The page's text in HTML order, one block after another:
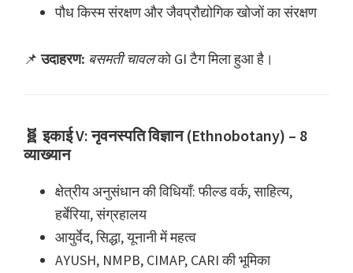
पौध किस्म संरक्षण और जैवप्रौद्योगिक खोजों का संरक्षण
📌उदाहरण: बसमती चावलको GI टैग मिला हुआ है।
🧬 इकाई V: नृवनस्पति विज्ञान (Ethnobotany) – 8
व्याख्यान
क्षेत्रीय अनुसंधान की विधियाँ: फील्ड वर्क, साहित्य,
हर्बेरिया, संग्रहालय
आयुर्वेद, सिद्धा, यूनानी में महत्व
AYUSH, NMPB, CIMAP, CARI की भूमिका